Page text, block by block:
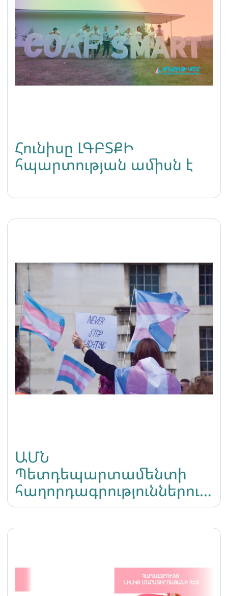
Հունիսը ԼԳԲՏՔԻ
հպարտության ամիսն է
ԱՄՆ
Պետդեպարտամենտի
հաղորդագրություններում
«ԼԳԲՏԻՔ+» տերմինը
փոխարինվել է «ԼԳԲ»-ով․
սահմանափակման
վտանգավոր նախադեպ